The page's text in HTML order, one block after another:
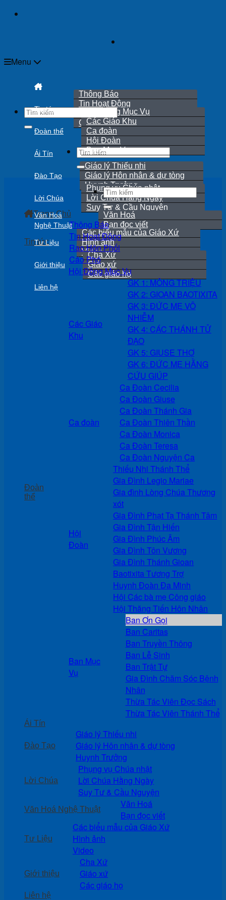
Skip
Menu
Tin tức
Thông Báo
Tin Hoạt Động
Rao Hôn Phối
Cáo Phó
Đoàn thể
Hội Đồng Mục Vụ
Các Giáo Khu
Ca đoàn
Hội Đoàn
Ban Mục Vụ
Ái Tín
Đào Tạo
Giáo lý Thiếu nhi
Giáo lý Hôn nhân & dự tòng
Huynh Trưởng
Lời Chúa
Phụng vụ Chúa nhật
Lời Chúa Hằng Ngày
Suy Tư & Cầu Nguyện
Văn Hoá
Nghệ Thuật
Văn Hoá
Bạn đọc viết
Tư Liệu
Các biểu mẫu của Giáo Xứ
Hình ảnh
Video
Giới thiệu
Cha Xứ
Giáo xứ
Các giáo họ
Liên hệ
Trang Chủ
Tin tức
Thông Báo
Tin Hoạt Động
Rao Hôn Phối
Cáo Phó
Đoàn
thể
Hội Đồng Mục Vụ
Các Giáo
Khu
GK 1: MÔNG TRIỆU
GK 2: GIOAN BAOTIXITA
GK 3: ĐỨC MẸ VÔ
NHIỄM
GK 4: CÁC THÁNH TỬ
ĐẠO
GK 5: GIUSE THỢ
GK 6: ĐỨC MẸ HẰNG
CỨU GIÚP
Ca đoàn
Ca Đoàn Cecilia
Ca Đoàn Giuse
Ca Đoàn Thánh Gia
Ca Đoàn Thiên Thần
Ca Đoàn Monica
Ca Đoàn Teresa
Ca Đoàn Nguyện Ca
Hội
Đoàn
Thiếu Nhi Thánh Thể
Gia Đình Legio Mariae
Gia đình Lòng Chúa Thương
xót
Gia Đình Phạt Tạ Thánh Tâm
Gia Đình Tận Hiến
Gia Đình Phúc Âm
Gia Đình Tôn Vương
Gia Đình Thánh Gioan
Baotixita Tương Trợ
Huynh Đoàn Đa Minh
Hội Các bà mẹ Công giáo
Hội Thăng Tiến Hôn Nhân
Ban Mục
Vụ
Ban Ơn Gọi
Ban Caritas
Ban Truyền Thông
Ban Lễ Sinh
Ban Trật Tự
Gia Đình Chăm Sóc Bệnh
Nhân
Thừa Tác Viên Đọc Sách
Thừa Tác Viên Thánh Thể
Ái Tín
Đào Tạo
Giáo lý Thiếu nhi
Giáo lý Hôn nhân & dự tòng
Huynh Trưởng
Lời Chúa
Phụng vụ Chúa nhật
Lời Chúa Hằng Ngày
Suy Tư & Cầu Nguyện
Văn Hoá Nghệ Thuật
Văn Hoá
Bạn đọc viết
Tư Liệu
Các biểu mẫu của Giáo Xứ
Hình ảnh
Video
Giới thiệu
Cha Xứ
Giáo xứ
Các giáo họ
Liên hệ